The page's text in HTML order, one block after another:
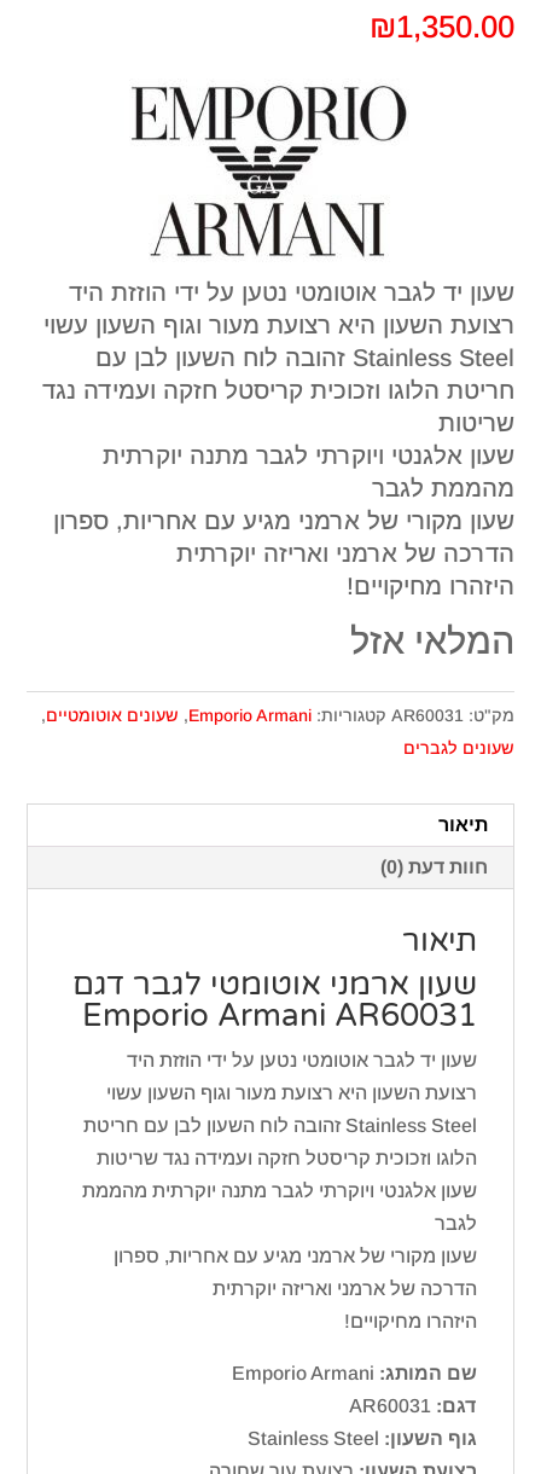
₪1,350.00
שעון יד לגבר אוטומטי נטען על ידי הוזזת היד
רצועת השעון היא רצועת מעור וגוף השעון עשוי
Stainless Steel זהובה לוח השעון לבן עם
חריטת הלוגו וזכוכית קריסטל חזקה ועמידה נגד
שריטות
שעון אלגנטי ויוקרתי לגבר מתנה יוקרתית
מהממת לגבר
שעון מקורי של ארמני מגיע עם אחריות, ספרון
הדרכה של ארמני ואריזה יוקרתית
היזהרו מחיקויים!
המלאי אזל
מק"ט: AR60031 קטגוריות:Emporio Armani
, שעונים אוטומטיים,
שעונים לגברים
תיאור
חוות דעת (0)
תיאור
שעון ארמני אוטומטי לגבר דגם
Emporio Armani AR60031
שעון יד לגבר אוטומטי נטען על ידי הוזזת היד
רצועת השעון היא רצועת מעור וגוף השעון עשוי
Stainless Steel זהובה לוח השעון לבן עם חריטת
הלוגו וזכוכית קריסטל חזקה ועמידה נגד שריטות
שעון אלגנטי ויוקרתי לגבר מתנה יוקרתית מהממת
לגבר
שעון מקורי של ארמני מגיע עם אחריות, ספרון
הדרכה של ארמני ואריזה יוקרתית
היזהרו מחיקויים!
שם המותג:
דגם:
גוף השעון: Stainless Steel